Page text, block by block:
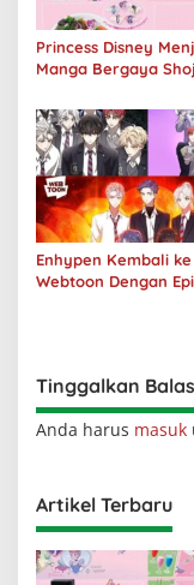
Princess Disney
Manga Bergaya
Café
Enhypen Kembali ke
Webtoon Dengan
Tinggalkan
Anda harus masuk
Artikel Terbaru